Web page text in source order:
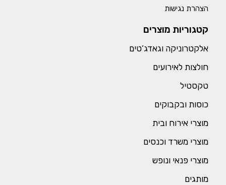
הצהרת נגישות
קטגוריות מוצרים
אלקטרוניקה וגאדג’טים
חולצות לאירועים
טקסטיל
כוסות ובקבוקים
מוצרי אירוח ובית
מוצרי משרד וכנסים
מוצרי פנאי ונופש
מותגים